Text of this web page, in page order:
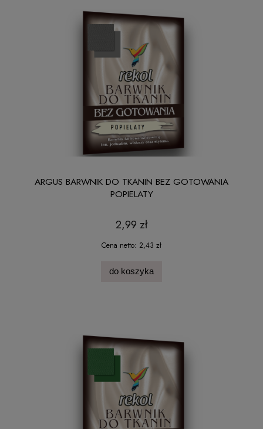
ARGUS BARWNIK DO TKANIN BEZ GOTOWANIA
POPIELATY
2,99 zł
Cena netto: 2,43 zł
do koszyka